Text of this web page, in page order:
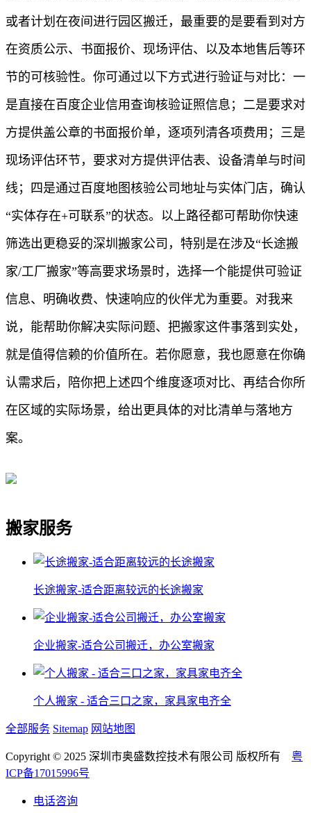
或者计划在夜间进行园区搬迁，最重要的是要看到对方
在资质公示、书面报价、现场评估、以及本地售后等环
节的可核验性。你可通过以下方式进行验证与对比：一
是直接在百度企业信用查询核验证照信息；二是要求对
方提供盖公章的书面报价单，逐项列清各项费用；三是
现场评估环节，要求对方提供评估表、设备清单与时间
线；四是通过百度地图核验公司地址与实体门店，确认
“实体存在+可联系”的状态。以上路径都可帮助你快速
筛选出更稳妥的深圳搬家公司，特别是在涉及“长途搬
家/工厂搬家”等高要求场景时，选择一个能提供可验证
信息、明确收费、快速响应的伙伴尤为重要。对我来
说，能帮助你解决实际问题、把搬家这件事落到实处，
就是值得信赖的价值所在。若你愿意，我也愿意在你确
认需求后，陪你把上述四个维度逐项对比、再结合你所
在区域的实际场景，给出更具体的对比清单与落地方
案。
搬家服务
长途搬家-适合距离较远的长途搬家
企业搬家-适合公司搬迁，办公室搬家
个人搬家 - 适合三口之家，家具家电齐全
全部服务 Sitemap 网站地图
Copyright © 2025 深圳市奥盛数控技术有限公司 版权所有 粤
ICP备17015996号
电话咨询